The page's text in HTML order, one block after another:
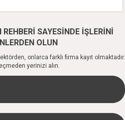
SAYESİNDE İŞLERİNİ
OLUN
onlarca farklı firma kayıt olmaktadır.
yerinizi alın.